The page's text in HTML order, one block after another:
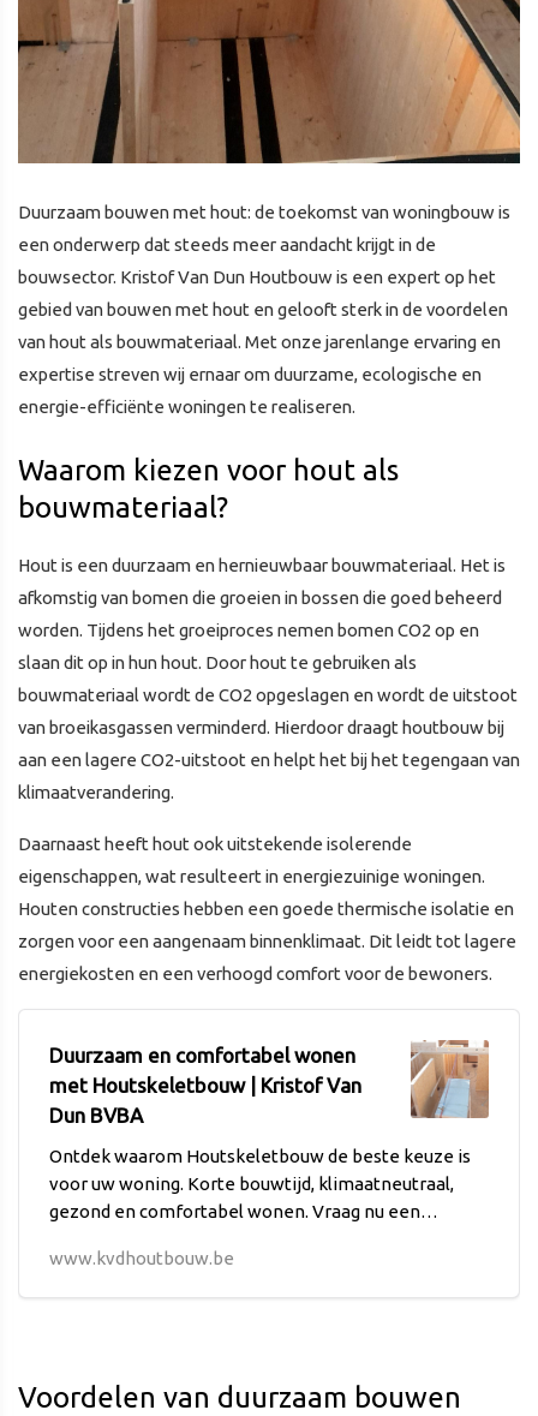
Duurzaam bouwen met hout: de toekomst van woningbouw is
een onderwerp dat steeds meer aandacht krijgt in de
bouwsector. Kristof Van Dun Houtbouw is een expert op het
gebied van bouwen met hout en gelooft sterk in de voordelen
van hout als bouwmateriaal. Met onze jarenlange ervaring en
expertise streven wij ernaar om duurzame, ecologische en
energie-efficiënte woningen te realiseren.
Waarom kiezen voor hout als
bouwmateriaal?
Hout is een duurzaam en hernieuwbaar bouwmateriaal. Het is
afkomstig van bomen die groeien in bossen die goed beheerd
worden. Tijdens het groeiproces nemen bomen CO2 op en
slaan dit op in hun hout. Door hout te gebruiken als
bouwmateriaal wordt de CO2 opgeslagen en wordt de uitstoot
van broeikasgassen verminderd. Hierdoor draagt houtbouw bij
aan een lagere CO2-uitstoot en helpt het bij het tegengaan van
klimaatverandering.
Daarnaast heeft hout ook uitstekende isolerende
eigenschappen, wat resulteert in energiezuinige woningen.
Houten constructies hebben een goede thermische isolatie en
zorgen voor een aangenaam binnenklimaat. Dit leidt tot lagere
energiekosten en een verhoogd comfort voor de bewoners.
Duurzaam en comfortabel wonen
met Houtskeletbouw | Kristof Van
Dun BVBA
Ontdek waarom Houtskeletbouw de beste keuze is
voor uw woning. Korte bouwtijd, klimaatneutraal,
gezond en comfortabel wonen. Vraag nu een
www.kvdhoutbouw.be
Voordelen van duurzaam bouwen